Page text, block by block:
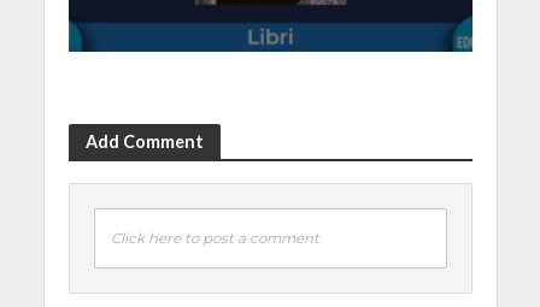
Add Comment
Click here to post a comment